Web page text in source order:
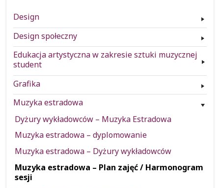
Design
Design społeczny
Edukacja artystyczna w zakresie sztuki muzycznej
student
Grafika
Muzyka estradowa
Dyżury wykładowców – Muzyka Estradowa
Muzyka estradowa – dyplomowanie
Muzyka estradowa – Dyżury wykładowców
Muzyka estradowa – Plan zajęć / Harmonogram
sesji